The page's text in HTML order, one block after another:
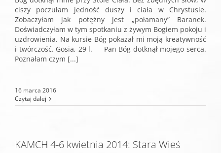
ciszy poczułam jedność duszy i ciała w Chrystusie.
Zobaczyłam jak potężny jest „połamany” Baranek.
Doświadczyłam w tym spotkaniu z żywym Bogiem pokoju i
uzdrowienia. Na kursie Bóg pokazał mi moją kreatywność
i twórczość. Gosia, 29 l. Pan Bóg dotknął mojego serca.
Poznałam czym [...]
16 marca 2016
Czytaj dalej
KAMCH 4-6 kwietnia 2014: Stara Wieś